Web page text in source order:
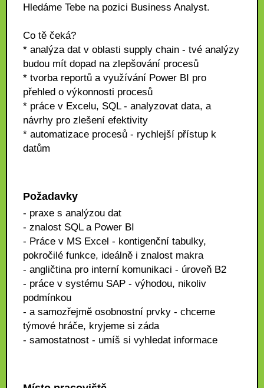
Hledáme Tebe na pozici Business Analyst.
Co tě čeká?
* analýza dat v oblasti supply chain - tvé analýzy
budou mít dopad na zlepšování procesů
* tvorba reportů a využívání Power BI pro
přehled o výkonnosti procesů
* práce v Excelu, SQL - analyzovat data, a
návrhy pro zlešení efektivity
* automatizace procesů - rychlejší přístup k
datům
Požadavky
- praxe s analýzou dat
- znalost SQL a Power BI
- Práce v MS Excel - kontigenční tabulky,
pokročilé funkce, ideálně i znalost makra
- angličtina pro interní komunikaci - úroveň B2
- práce v systému SAP - výhodou, nikoliv
podmínkou
- a samozřejmě osobnostní prvky - chceme
týmové hráče, kryjeme si záda
- samostatnost - umíš si vyhledat informace